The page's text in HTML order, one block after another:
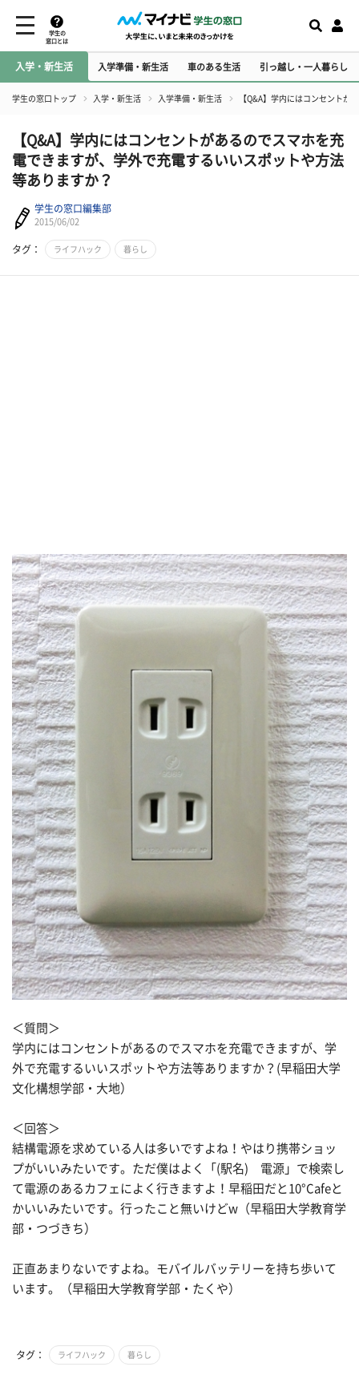
学生の
窓口とは
入学・新生活 入学準備・新生活 車のある生活 引っ越し・一人暮らし
学生の窓口トップ 入学・新生活 入学準備・新生活 【Q&A】学内にはコンセントが
【Q&A】学内にはコンセントがあるのでスマホを充
電できますが、学外で充電するいいスポットや方法
等ありますか？
学生の窓口編集部
2015/06/02
タグ： ライフハック 暮らし
＜質問＞
学内にはコンセントがあるのでスマホを充電できますが、学
外で充電するいいスポットや方法等ありますか？(早稲田大学
文化構想学部・大地）
＜回答＞
結構電源を求めている人は多いですよね！やはり携帯ショッ
プがいいみたいです。ただ僕はよく「(駅名) 電源」で検索し
て電源のあるカフェによく行きますよ！早稲田だと10°Cafeと
かいいみたいです。行ったこと無いけどw（早稲田大学教育学
部・つづきち）
正直あまりないですよね。モバイルバッテリーを持ち歩いて
います。（早稲田大学教育学部・たくや）
タグ： ライフハック 暮らし